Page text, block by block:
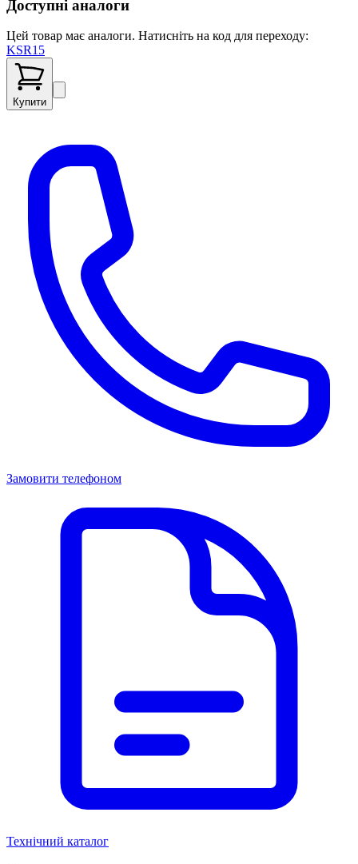
Доступні аналоги
Цей товар має аналоги. Натисніть на код для переходу:
KSR15
Купити
Замовити телефоном
Технічний каталог